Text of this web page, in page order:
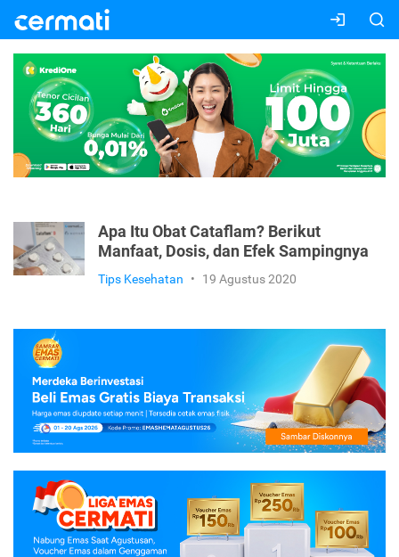
Apa Itu Obat Cataflam? Berikut
Manfaat, Dosis, dan Efek Sampingnya
Tips Kesehatan • 19 Agustus 2020